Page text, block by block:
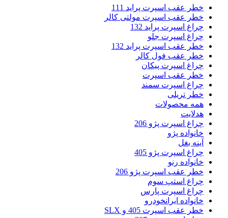
خطر عقب اسپرت پراید 111
خطر عقب اسپرت مولتی کالر
چراغ اسپرت پراید 132
چراغ اسپرت جلو
خطر عقب اسپرت پراید 132
خطر عقب فول کالر
چراغ اسپرت پیکان
خطر عقب اسپرت
چراغ اسپرت سمند
خطر تریلی
همه محصولات
هدلایت
چراغ اسپرت پژو 206
خانواده پژو
آینه بغل
چراغ اسپرت پژو 405
خانواده رنو
خطر عقب اسپرت پژو 206
چراغ استپ سوم
چراغ اسپرت پارس
خانواده ایرانخودرو
خطر عقب اسپرت 405 و SLX